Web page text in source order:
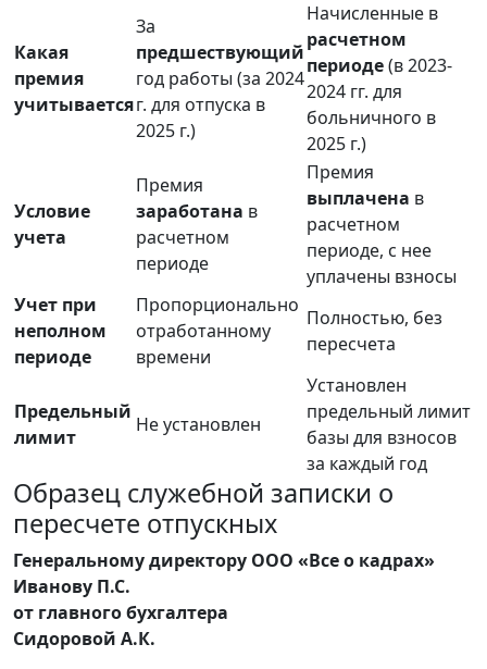
Какая
премия
учитывается
За
предшествующий
год работы (за 2024
г. для отпуска в
2025 г.)
Начисленные в
расчетном
периоде(в 2023-
2024 гг. для
больничного в
2025 г.)
Условие
учета
Премия
заработана в
расчетном
периоде
Премия
выплачена в
расчетном
периоде, с нее
уплачены взносы
Учет при
неполном
периоде
Пропорционально
отработанному
времени
Полностью, без
пересчета
Предельный
лимит
Не установлен
Установлен
предельный лимит
базы для взносов
за каждый год
Образец служебной записки о
пересчете отпускных
Генеральному директору ООО «Все о кадрах»
Иванову П.С.
от главного бухгалтера
Сидоровой А.К.